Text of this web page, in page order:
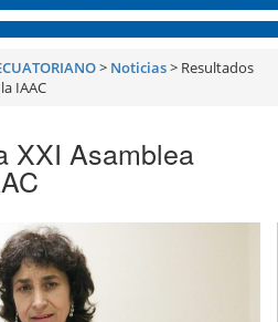
> Noticias> Resultados
IAAC
XXI Asamblea